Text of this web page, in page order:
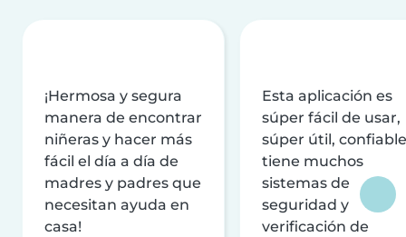
¡Hermosa y segura
manera de encontrar
niñeras y hacer más
fácil el día a día de
madres y padres que
necesitan ayuda en
casa!
Esta aplicación es
súper fácil de usar,
súper útil,
tiene muchos
sistemas de
seguridad y
verificación de